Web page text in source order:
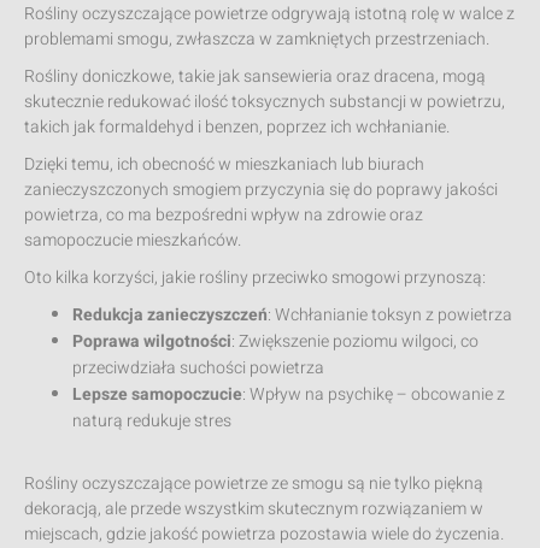
Rośliny oczyszczające powietrze odgrywają istotną rolę w walce z
problemami smogu, zwłaszcza w zamkniętych przestrzeniach.
Rośliny doniczkowe, takie jak sansewieria oraz dracena, mogą
skutecznie redukować ilość toksycznych substancji w powietrzu,
takich jak formaldehyd i benzen, poprzez ich wchłanianie.
Dzięki temu, ich obecność w mieszkaniach lub biurach
zanieczyszczonych smogiem przyczynia się do poprawy jakości
powietrza, co ma bezpośredni wpływ na zdrowie oraz
samopoczucie mieszkańców.
Oto kilka korzyści, jakie rośliny przeciwko smogowi przynoszą:
Redukcja zanieczyszczeń: Wchłanianie toksyn z powietrza
Poprawa wilgotności: Zwiększenie poziomu wilgoci, co
przeciwdziała suchości powietrza
Lepsze samopoczucie: Wpływ na psychikę – obcowanie z
naturą redukuje stres
Rośliny oczyszczające powietrze ze smogu są nie tylko piękną
dekoracją, ale przede wszystkim skutecznym rozwiązaniem w
miejscach, gdzie jakość powietrza pozostawia wiele do życzenia.